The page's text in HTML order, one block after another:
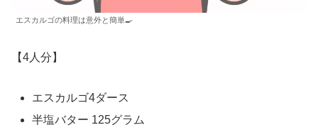
エスカルゴの料理は意外と簡単🍳
【4人分】
エスカルゴ4ダース
半塩バター 125グラム